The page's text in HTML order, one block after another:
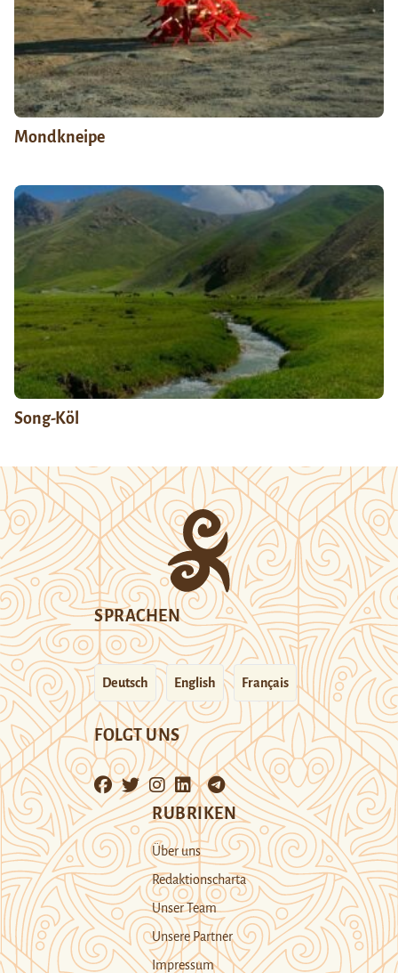
Mondkneipe
Song-Köl
SPRACHEN
Deutsch English Français
FOLGT UNS
RUBRIKEN
Über uns
Redaktionscharta
Unser Team
Unsere Partner
Impressum